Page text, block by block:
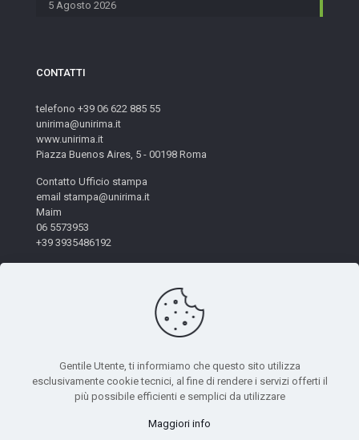
5 Agosto 2026
CONTATTI
telefono +39 06 622 885 55
unirima@unirima.it
www.unirima.it
Piazza Buenos Aires, 5 - 00198 Roma
Contatto Ufficio stampa
email stampa@unirima.it
Maim
06 5573953
+39 3935486192
© 2026 Unirima. All Rights Reserved. - Codice Fiscale:
Privacy Policy
Gentile Utente, ti informiamo che questo sito utilizza
esclusivamente cookie tecnici, al fine di rendere i servizi offerti il
più possibile efficienti e semplici da utilizzare
Maggiori info